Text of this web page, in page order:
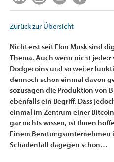
Zurück zur Übersicht
Nicht erst seit Elon Musk sind
Thema. Auch wenn nicht jede:r
Dodgecoins und so weiter
dennoch schon einmal davon
sozusagen die Produktion von
ebenfalls ein Begriff. Dass
einmal im Zentrum einer
gar nichts wissen, ist Ihnen
Einem Beratungsunternehmen
Schadenfall dagegen schon…